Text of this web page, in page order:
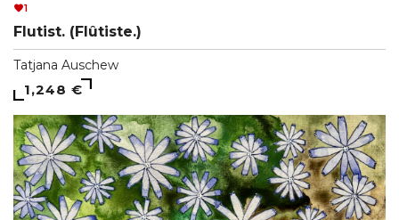
1
Flutist. (Flûtiste.)
Tatjana Auschew
1,248 €